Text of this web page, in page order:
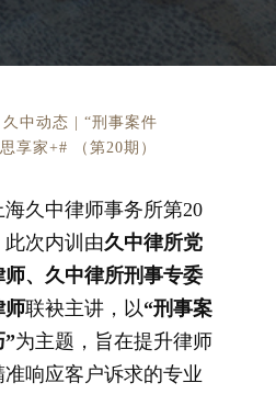
久中动态 | “刑事案件
享家+# （第20期）
海久中律师事务所第20
次内训由久中律所党
、久中律所刑事专委
师联袂主讲，以“刑事案
”为主题，旨在提升律师
响应客户诉求的专业